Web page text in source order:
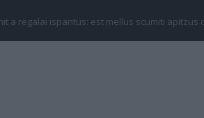
a regalai ispantus: est mellus scumiti